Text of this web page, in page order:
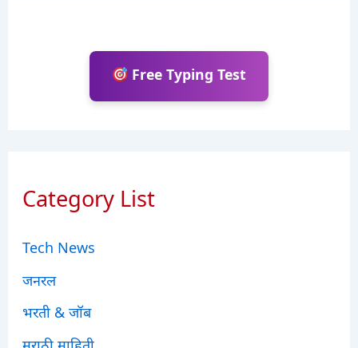
Free Typing Test
Category List
Tech News
जनरल
भरती & जॉब